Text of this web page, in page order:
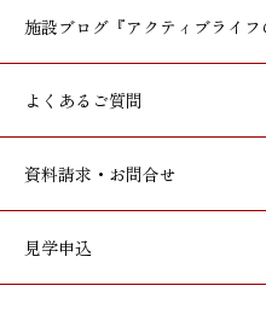
施設ブログ 『アクティブライ
よくあるご質問
資料請求・お問合せ
見学申込